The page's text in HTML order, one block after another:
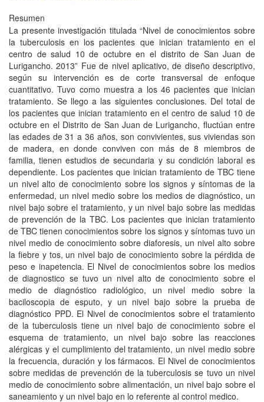
Resumen
La presente investigación titulada “Nivel de conocimientos sobre
la tuberculosis en los pacientes que inician tratamiento en el
centro de salud 10 de octubre en el distrito de San Juan de
Lurigancho. 2013” Fue de nivel aplicativo, de diseño descriptivo,
según su intervención es de corte transversal de enfoque
cuantitativo. Tuvo como muestra a los 46 pacientes que inician
tratamiento. Se llego a las siguientes conclusiones. Del total de
los pacientes que inician tratamiento en el centro de salud 10 de
octubre en el Distrito de San Juan de Lurigancho, fluctúan entre
las edades de 31 a 36 años, son convivientes, sus viviendas son
de madera, en donde conviven con más de 8 miembros de
familia, tienen estudios de secundaria y su condición laboral es
dependiente. Los pacientes que inician tratamiento de TBC tiene
un nivel alto de conocimiento sobre los signos y síntomas de la
enfermedad, un nivel medio sobre los medios de diagnóstico, un
nivel bajo sobre el tratamiento, y un nivel bajo sobre las medidas
de prevención de la TBC. Los pacientes que inician tratamiento
de TBC tienen conocimientos sobre los signos y síntomas tuvo un
nivel medio de conocimiento sobre diaforesis, un nivel alto sobre
la fiebre y tos, un nivel bajo de conocimiento sobre la pérdida de
peso e inapetencia. El Nivel de conocimientos sobre los medios
de diagnostico se tuvo un nivel alto de conocimiento sobre el
medio de diagnóstico radiológico, un nivel medio sobre la
baciloscopia de esputo, y un nivel bajo sobre la prueba de
diagnóstico PPD. El Nivel de conocimientos sobre el tratamiento
de la tuberculosis tiene un nivel bajo de conocimiento sobre el
esquema de tratamiento, un nivel bajo sobre las reacciones
alérgicas y el cumplimiento del tratamiento, un nivel medio sobre
la frecuencia, duración y los fármacos. El Nivel de conocimientos
sobre medidas de prevención de la tuberculosis se tuvo un nivel
medio de conocimiento sobre alimentación, un nivel bajo sobre el
saneamiento y un nivel bajo en lo referente al control medico.